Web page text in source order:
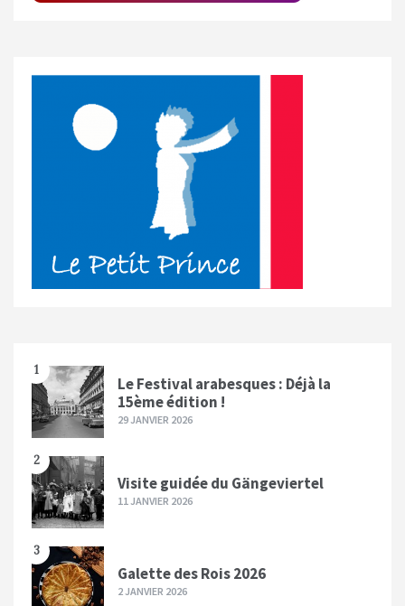
1
Le Festival arabesques : Déjà la
15ème édition !
29 JANVIER 2026
2
Visite guidée du Gängeviertel
11 JANVIER 2026
3
Galette des Rois 2026
2 JANVIER 2026